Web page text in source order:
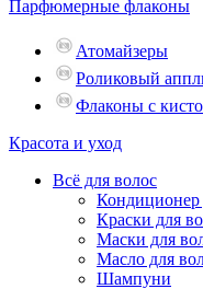
Парфюмерные флаконы
Атомайзеры
Роликовый
Флаконы с
Красота и уход
Всё для волос
Кондиционер
Краски для
Маски для
Масло для
Шампуни